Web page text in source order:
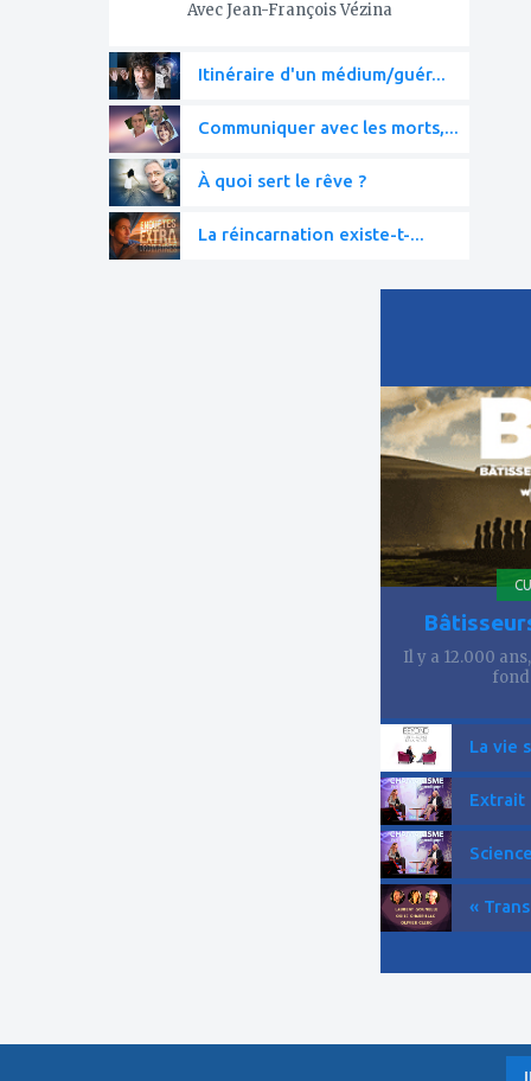
Avec Jean-François Vézina
Itinéraire d'un médium/guér...
Communiquer avec les morts,...
À quoi sert le rêve ?
La réincarnation existe-t-...
à
mes
favoris
Il y a 12.000
La vie
Extrait
«